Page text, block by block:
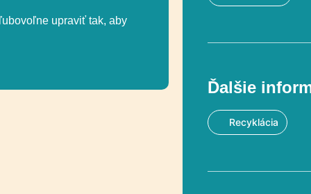
upraviť tak, aby
Ďalšie
Recyklácia